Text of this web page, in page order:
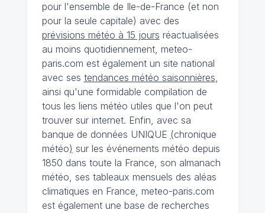
pour l'ensemble de Ile-de-France (et non
pour la seule capitale) avec des
prévisions météo à 15 jours réactualisées
au moins quotidiennement, meteo-
paris.com est également un site national
avec ses tendances météo saisonnières,
ainsi qu'une formidable compilation de
tous les liens météo utiles que l'on peut
trouver sur internet. Enfin, avec sa
banque de données UNIQUE (chronique
météo) sur les événements météo depuis
1850 dans toute la France, son almanach
météo, ses tableaux mensuels des aléas
climatiques en France, meteo-paris.com
est également une base de recherches